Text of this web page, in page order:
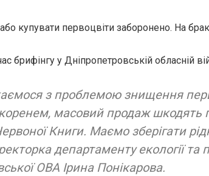
купувати первоцвіти заборонено. На
брифінгу у Дніпропетровській обласній
з проблемою знищення
масовий продаж шкодять
Книги. Маємо зберігати
департаменту екології та
ОВА Ірина Понікарова.